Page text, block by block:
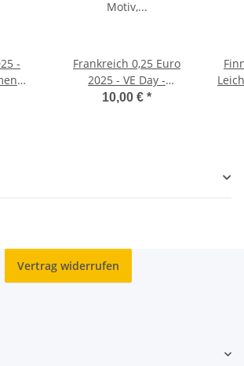
-
B.
Frankreich 0,25 Euro
2025 - VE Day -
Großbritannien
10,00 € *
Vertrag widerrufen